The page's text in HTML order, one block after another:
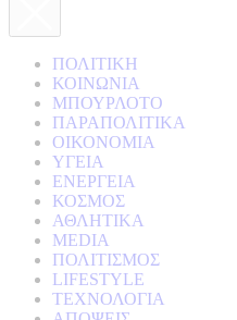
ΠΟΛΙΤΙΚΗ
ΚΟΙΝΩΝΙΑ
ΜΠΟΥΡΛΟΤΟ
ΠΑΡΑΠΟΛΙΤΙΚΑ
ΟΙΚΟΝΟΜΙΑ
ΥΓΕΙΑ
ΕΝΕΡΓΕΙΑ
ΚΟΣΜΟΣ
ΑΘΛΗΤΙΚΑ
MEDIA
ΠΟΛΙΤΙΣΜΟΣ
LIFESTYLE
ΤΕΧΝΟΛΟΓΙΑ